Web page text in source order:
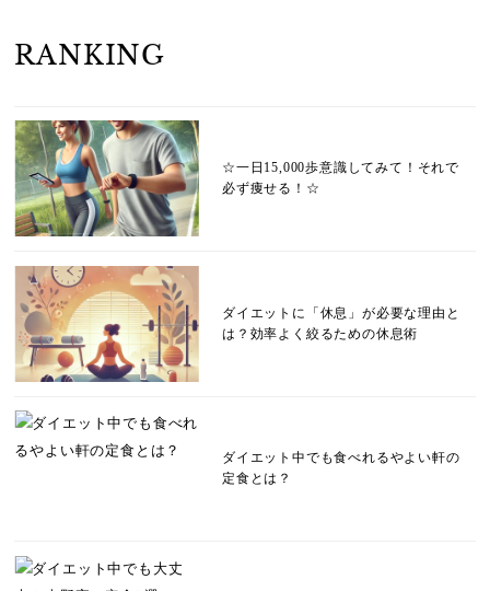
RANKING
☆一日15,000歩意識してみて！それで
必ず痩せる！☆
ダイエットに「休息」が必要な理由と
は？効率よく絞るための休息術
ダイエット中でも食べれるやよい軒の
定食とは？